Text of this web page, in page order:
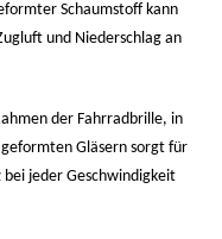
Schaumstoff kann
und Niederschlag an
der Fahrradbrille, in
Gläsern sorgt für
bei jeder Geschwindigkeit